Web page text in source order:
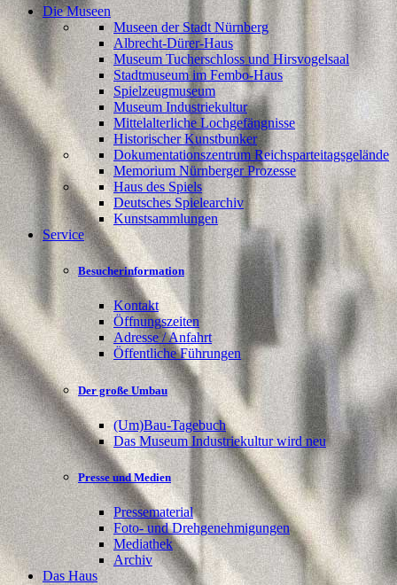
Die Museen
Museen der Stadt Nürnberg
Albrecht-Dürer-Haus
Museum Tucherschloss und Hirsvogelsaal
Stadtmuseum im Fembo-Haus
Spielzeugmuseum
Museum Industriekultur
Mittelalterliche Lochgefängnisse
Historischer Kunstbunker
Dokumentationszentrum Reichsparteitagsgelände
Memorium Nürnberger Prozesse
Haus des Spiels
Deutsches Spielearchiv
Kunstsammlungen
Service
Besucherinformation
Kontakt
Öffnungszeiten
Adresse / Anfahrt
Öffentliche Führungen
Der große Umbau
(Um)Bau-Tagebuch
Das Museum Industriekultur wird neu
Presse und Medien
Pressematerial
Foto- und Drehgenehmigungen
Mediathek
Archiv
Das Haus